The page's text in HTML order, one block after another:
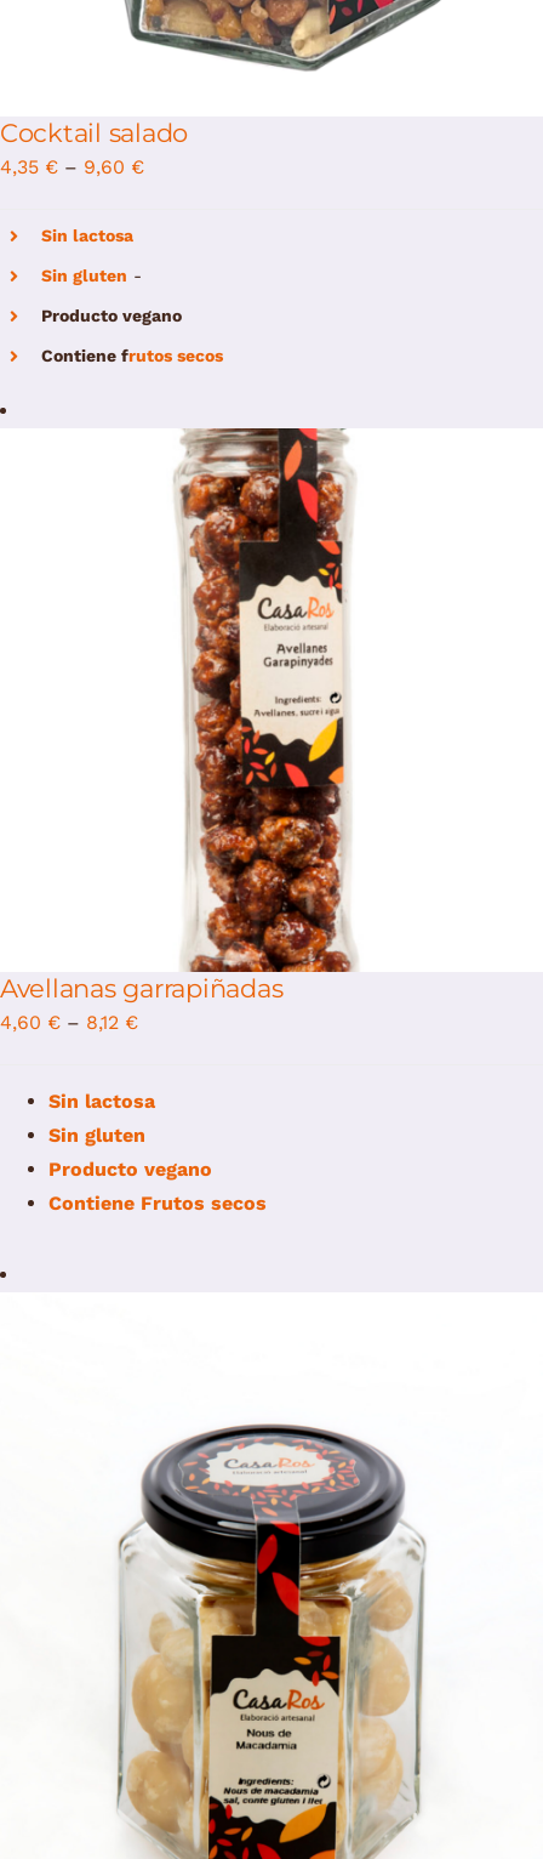
Cocktail salado
4,35 € – 9,60 €
Sin lactosa
Sin gluten -
Producto vegano
Contiene frutos secos
Avellanas garrapiñadas
4,60 € – 8,12 €
Sin lactosa
Sin gluten
Producto vegano
Contiene Frutos secos
Select options
/